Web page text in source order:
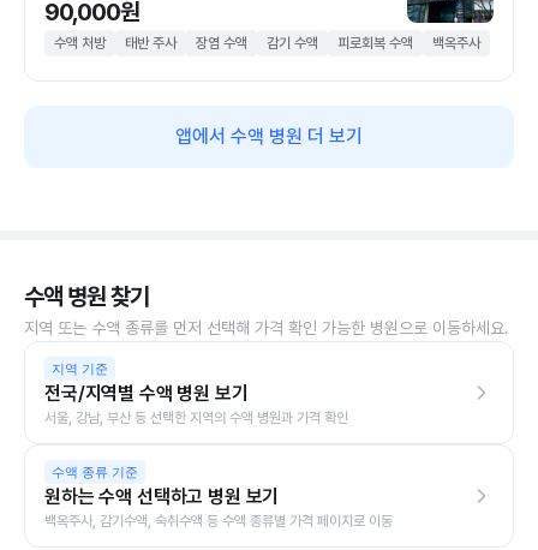
90,000원
수액 처방 태반 주사 장염 수액 감기 수액 피로회복 수액 백옥주사
앱에서 수액 병원 더 보기
수액 병원 찾기
지역 또는 수액 종류를 먼저 선택해 가격 확인 가능한 병원으로 이동하세요.
지역 기준
전국/지역별 수액 병원 보기
서울, 강남, 부산 등 선택한 지역의 수액 병원과 가격 확인
수액 종류 기준
원하는 수액 선택하고 병원 보기
백옥주사, 감기수액, 숙취수액 등 수액 종류별 가격 페이지로 이동